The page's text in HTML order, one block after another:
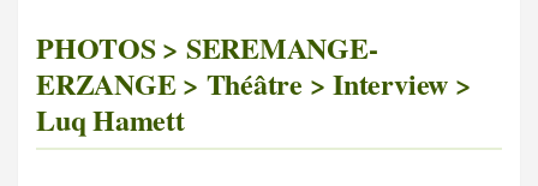
PHOTOS > SEREMANGE-
ERZANGE > Théâtre > Interview >
Luq Hamett